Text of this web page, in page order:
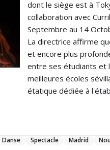
dont le siège est à
collaboration avec
Septembre au 14
La directrice affirme
et encore plus
entre ses étudiants et
meilleures écoles
étatique dédiée à
Danse Spectacle Madrid